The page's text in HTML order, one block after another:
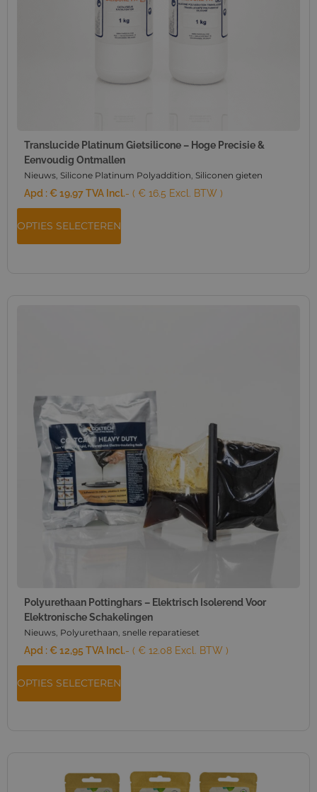
Translucide Platinum Gietsilicone – Hoge Precisie &
Eenvoudig Ontmallen
Nieuws, Silicone Platinum Polyaddition, Siliconen gieten
Apd :€19,97TVA Incl.- ( € 16.5 Excl. BTW )
OPTIES SELECTEREN
Polyurethaan Pottinghars – Elektrisch Isolerend Voor
Elektronische Schakelingen
Nieuws, Polyurethaan, snelle reparatieset
Apd :€12,95TVA Incl.- ( € 12.08 Excl. BTW )
OPTIES SELECTEREN